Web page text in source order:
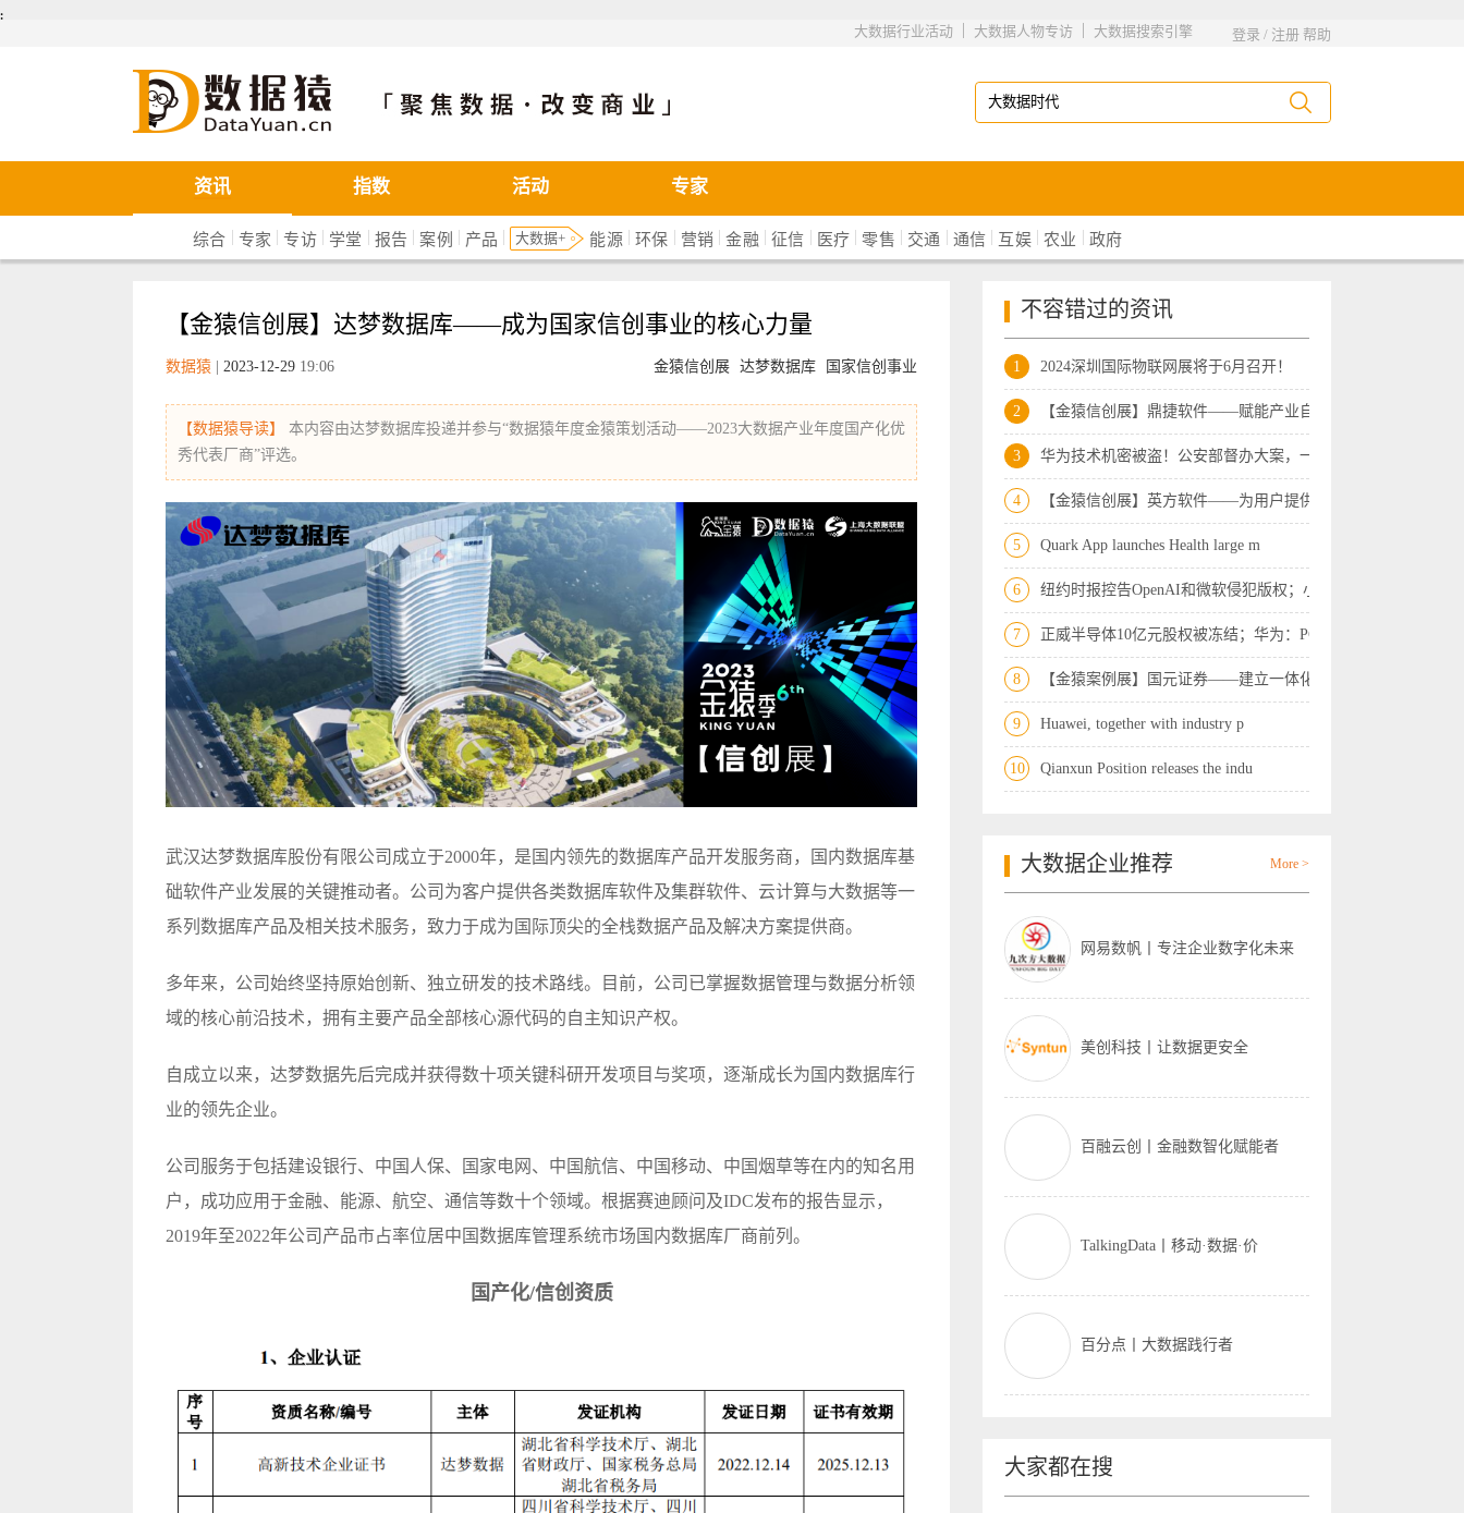
܄
登录 / 注册 帮助
大数据搜索引擎
|
大数据人物专访
|
大数据行业活动
数据猿
资讯 指数 活动 专家
综合 | 专家 |专访| 学堂 | 报告 | 案例 | 产品 | 大数据+ 能源 |环保 | 营销 |金融 |征信 | 医疗 | 零售 | 交通 | 通信 | 互娱 | 农业 | 政府
【金猿信创展】达梦数据库——成为国家信创事业的核心力量
金猿信创展 达梦数据库 国家信创事业
数据猿 2023-12-29 19:06
【数据猿导读】
本内容由达梦数据库投递并参与“数据猿年度金猿策划活动——2023大数据产业年度国产化优
秀代表厂商”评选。
武汉达梦数据库股份有限公司成立于2000年，是国内领先的数据库产品开发服务商，国内数据库基
础软件产业发展的关键推动者。公司为客户提供各类数据库软件及集群软件、云计算与大数据等一
系列数据库产品及相关技术服务，致力于成为国际顶尖的全栈数据产品及解决方案提供商。
多年来，公司始终坚持原始创新、独立研发的技术路线。目前，公司已掌握数据管理与数据分析领
域的核心前沿技术，拥有主要产品全部核心源代码的自主知识产权。
自成立以来，达梦数据先后完成并获得数十项关键科研开发项目与奖项，逐渐成长为国内数据库行
业的领先企业。
公司服务于包括建设银行、中国人保、国家电网、中国航信、中国移动、中国烟草等在内的知名用
户，成功应用于金融、能源、航空、通信等数十个领域。根据赛迪顾问及IDC发布的报告显示，
2019年至2022年公司产品市占率位居中国数据库管理系统市场国内数据库厂商前列。
国产化/信创资质
不容错过的资讯
1 2024深圳国际物联网展将于6月召开！
2 【金猿信创展】鼎捷软件——赋能产业自主
3 华为技术机密被盗！公安部督办大案，一批
4 【金猿信创展】英方软件——为用户提供自
5 Quark App launches Health large m
6 纽约时报控告OpenAI和微软侵犯版权；小米
7 正威半导体10亿元股权被冻结；华为：PC端
8 【金猿案例展】国元证券——建立一体化智
9 Huawei, together with industry p
10 Qianxun Position releases the indu
大数据企业推荐 More >
网易数帆丨专注企业数字化未来
美创科技丨让数据更安全
百融云创丨金融数智化赋能者
TalkingData丨移动·数据·价
百分点丨大数据践行者
大家都在搜